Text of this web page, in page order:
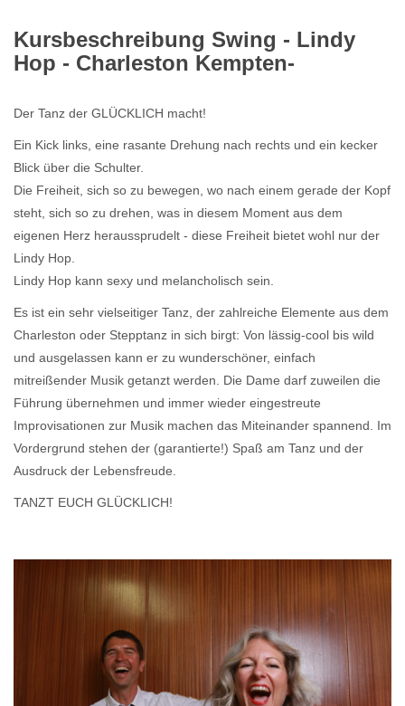
Kursbeschreibung Swing - Lindy
Hop - Charleston Kempten-
Der Tanz der GLÜCKLICH macht!
Ein Kick links, eine rasante Drehung nach rechts und ein kecker
Blick über die Schulter.
Die Freiheit, sich so zu bewegen, wo nach einem gerade der Kopf
steht, sich so zu drehen, was in diesem Moment aus dem
eigenen Herz heraussprudelt - diese Freiheit bietet wohl nur der
Lindy Hop.
Lindy Hop kann sexy und melancholisch sein.
Es ist ein sehr vielseitiger Tanz, der zahlreiche Elemente aus dem
Charleston oder Stepptanz in sich birgt: Von lässig-cool bis wild
und ausgelassen kann er zu wunderschöner, einfach
mitreißender Musik getanzt werden. Die Dame darf zuweilen die
Führung übernehmen und immer wieder eingestreute
Improvisationen zur Musik machen das Miteinander spannend. Im
Vordergrund stehen der (garantierte!) Spaß am Tanz und der
Ausdruck der Lebensfreude.
TANZT EUCH GLÜCKLICH!